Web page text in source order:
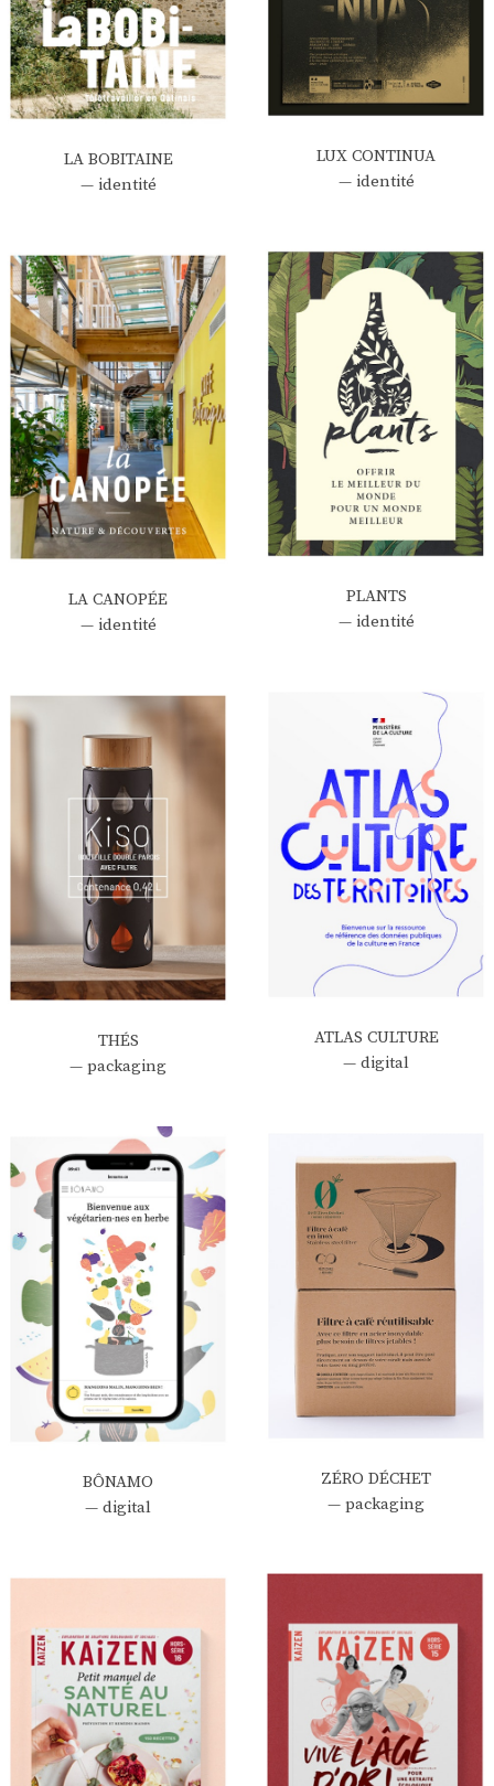
LUX CONTINUA
— identité
LA BOBITAINE
— identité
PLANTS
— identité
LA CANOPÉE
— identité
ATLAS CULTURE
— digital
THÉS
— packaging
ZÉRO DÉCHET
— packaging
BÔNAMO
— digital